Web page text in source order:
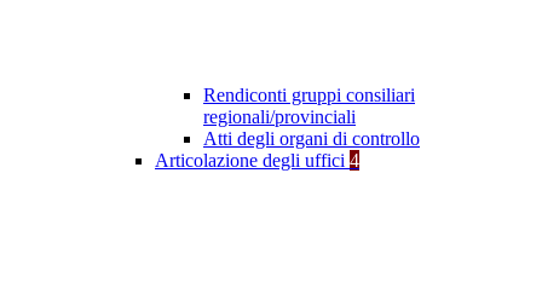
Rendiconti gruppi consiliari
regionali/provinciali
Atti degli organi di controllo
Articolazione degli uffici 4